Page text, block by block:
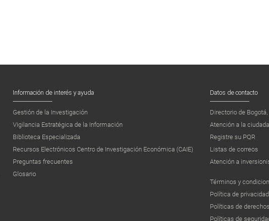
Información de interés y ayuda
Gestión de la Investigación
Vigilancia Estratégica de la Información
Biblioteca Especializada
Recursos Electrónicos Centro de Investigación Económica (CAIE)
Preguntas frecuentes
Glosario
Datos de contacto
Directorio de
Atención a la
Registre su PQR
Listas de correos
Atención a
Términos y
Política de
Políticas de
Políticas de